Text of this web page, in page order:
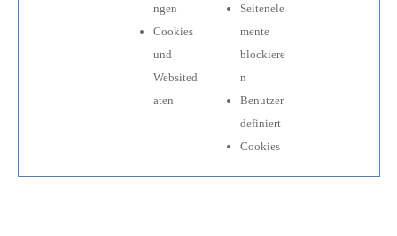
ngen
Cookies
und
Websited
aten
Seitenele
mente
blockiere
n
Benutzer
definiert
Cookies